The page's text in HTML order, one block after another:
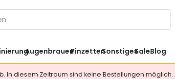
AugenbrauenPinzettenSonstigesSaleBlog
In diesem Zeitraum sind keine Bestellungen